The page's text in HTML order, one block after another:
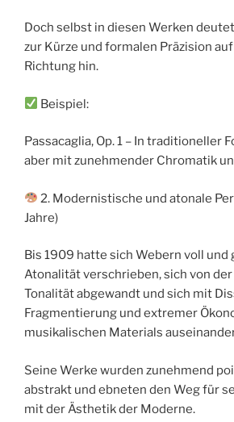
Doch selbst in diesen Werken
zur Kürze und formalen Präzision
Richtung hin.
Beispiel:
Passacaglia, Op. 1 – In traditioneller
aber mit zunehmender Chromatik
2. Modernistische und atonale
Jahre)
Bis 1909 hatte sich Webern voll und
Atonalität verschrieben, sich von
Tonalität abgewandt und sich mit
Fragmentierung und extremer
musikalischen Materials
Seine Werke wurden zunehmend
abstrakt und ebneten den Weg für
mit der Ästhetik der Moderne.